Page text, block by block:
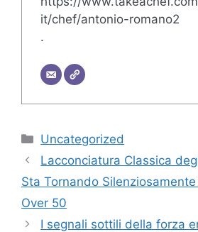
it/chef/antonio-romano2
.
Categorie
Uncategorized
Lacconciatura Classica
Sta Tornando
Over 50
I segnali sottili della forza